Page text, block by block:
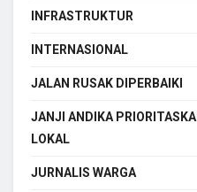
INFRASTRUKTUR
INTERNASIONAL
JALAN RUSAK DIPERBAIKI
JANJI ANDIKA
LOKAL
JURNALIS WARGA